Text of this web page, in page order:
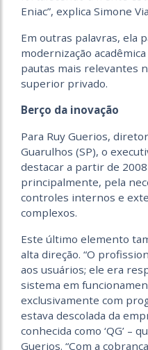
Eniac”, explica Simone
Em outras palavras, ela
modernização
pautas mais relevantes
superior privado.
Berço da inovação
Para Ruy Guerios,
Guarulhos (SP), o
destacar a partir de
principalmente, pela
controles internos e
complexos.
Este último elemento
alta direção. “O
aos usuários; ele era
sistema em
exclusivamente com
estava descolada da
conhecida como ‘QG’ –
Guerios. “Com a